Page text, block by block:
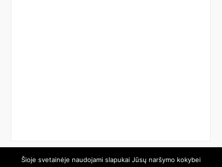
© 2026 Etech.lt. Visos teisės saugomos.
Šioje svetainėje naudojami slapukai Jūsų naršymo kokybei